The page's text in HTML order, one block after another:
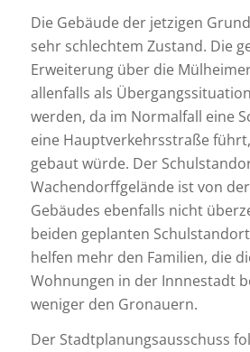
Die Gebäude der jetzigen
sehr schlechtem Zustand. Die
Erweiterung über die
allenfalls als
werden, da im Normalfall eine
eine Hauptverkehrsstraße
gebaut würde. Der
Wachendorffgelände ist von
Gebäudes ebenfalls nicht
beiden geplanten
helfen mehr den Familien, die
Wohnungen in der Innnestadt
weniger den Gronauern.
Der Stadtplanungsausschuss